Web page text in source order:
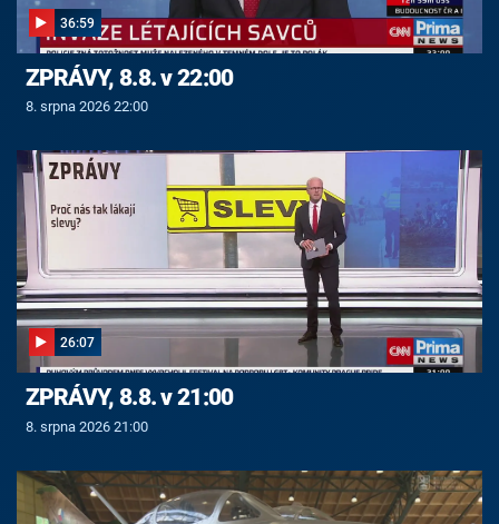
36:59
ZPRÁVY, 8.8. v 22:00
8. srpna 2026 22:00
26:07
ZPRÁVY, 8.8. v 21:00
8. srpna 2026 21:00